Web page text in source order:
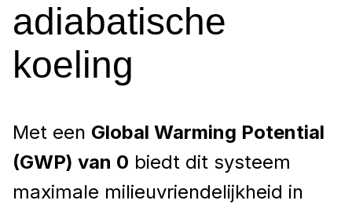
adiabatische
koeling
Met een Global Warming Potential
(GWP) van 0 biedt dit systeem
maximale milieuvriendelijkheid in